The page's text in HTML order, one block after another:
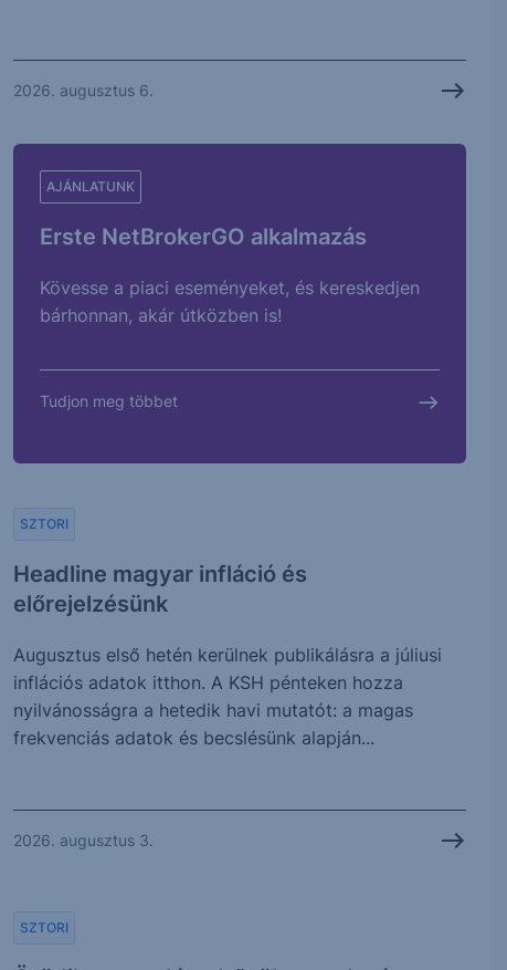
2026. augusztus 6.
AJÁNLATUNK
Erste NetBrokerGO alkalmazás
Kövesse a piaci eseményeket, és kereskedjen
bárhonnan, akár útközben is!
Tudjon meg többet
Headline magyar infláció és
előrejelzésünk
SZTORI
Augusztus első hetén kerülnek publikálásra a júliusi
inflációs adatok itthon. A KSH pénteken hozza
nyilvánosságra a hetedik havi mutatót: a magas
frekvenciás adatok és becslésünk alapján...
2026. augusztus 3.
SZTORI